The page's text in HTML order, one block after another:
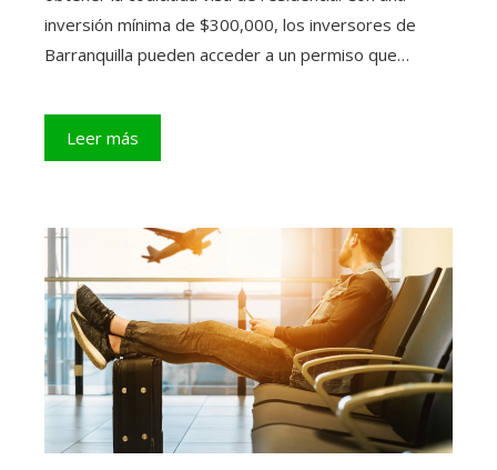
inversión mínima de $300,000, los inversores de
Barranquilla pueden acceder a un permiso que…
Leer más